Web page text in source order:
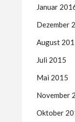
Januar
Dezember
August
Juli 2015
Mai 2015
November
Oktober